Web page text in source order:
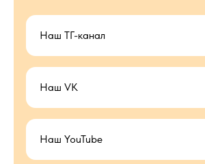
Наш ТГ-канал
Наш VK
Наш YouTube